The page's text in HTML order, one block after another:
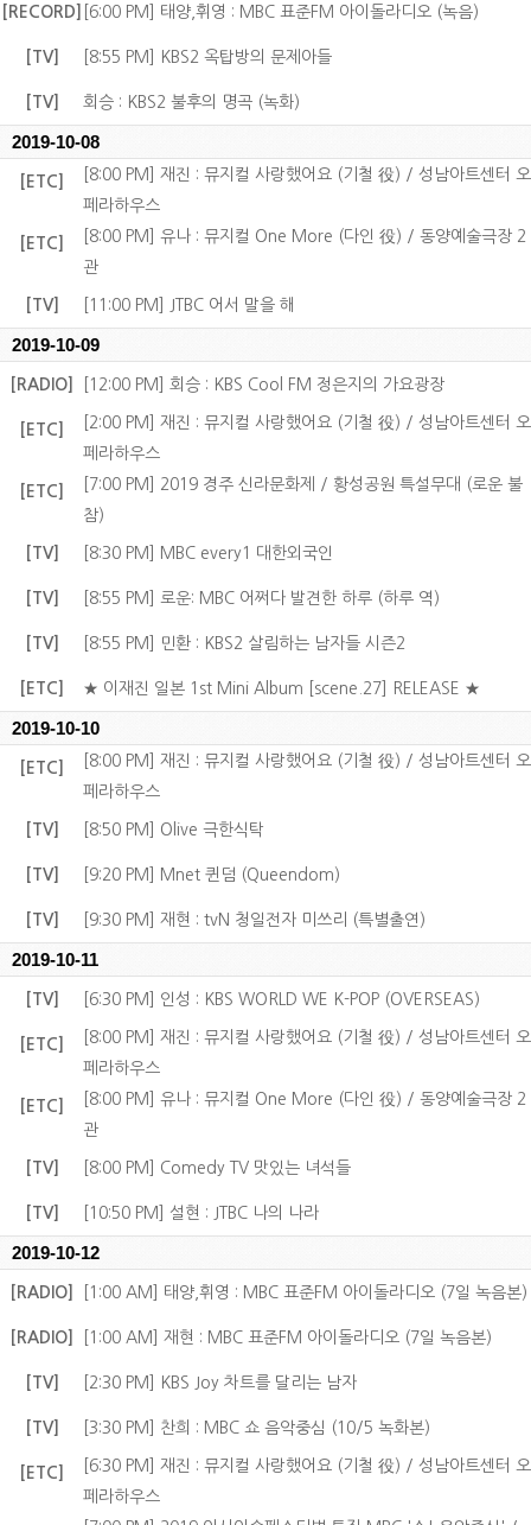
[RECORD] [6:00 PM] 태양,휘영 : MBC 표준FM 아이돌라디오 (녹음)
[TV] [8:55 PM] KBS2 옥탑방의 문제아들
[TV] 회승 : KBS2 불후의 명곡 (녹화)
2019-10-08
[ETC]
[8:00 PM] 재진 : 뮤지컬 사랑했어요 (기철 役) / 성남아트센터 오
페라하우스
[ETC]
[8:00 PM] 유나 : 뮤지컬 One More (다인 役) / 동양예술극장 2
관
[TV] [11:00 PM] JTBC 어서 말을 해
2019-10-09
[RADIO] [12:00 PM] 회승 : KBS Cool FM 정은지의 가요광장
[ETC]
[2:00 PM] 재진 : 뮤지컬 사랑했어요 (기철 役) / 성남아트센터 오
페라하우스
[ETC]
[7:00 PM] 2019 경주 신라문화제 / 황성공원 특설무대 (로운 불
참)
[TV] [8:30 PM] MBC every1 대한외국인
[TV] [8:55 PM] 로운: MBC 어쩌다 발견한 하루 (하루 역)
[TV] [8:55 PM] 민환 : KBS2 살림하는 남자들 시즌2
[ETC] ★ 이재진 일본 1st Mini Album [scene.27] RELEASE ★
2019-10-10
[ETC]
[8:00 PM] 재진 : 뮤지컬 사랑했어요 (기철 役) / 성남아트센터 오
페라하우스
[TV] [8:50 PM] Olive 극한식탁
[TV] [9:20 PM] Mnet 퀸덤 (Queendom)
[TV] [9:30 PM] 재현 : tvN 청일전자 미쓰리 (특별출연)
2019-10-11
[TV] [6:30 PM] 인성 : KBS WORLD WE K-POP (OVERSEAS)
[ETC]
[8:00 PM] 재진 : 뮤지컬 사랑했어요 (기철 役) / 성남아트센터 오
페라하우스
[ETC]
[8:00 PM] 유나 : 뮤지컬 One More (다인 役) / 동양예술극장 2
관
[TV] [8:00 PM] Comedy TV 맛있는 녀석들
[TV] [10:50 PM] 설현 : JTBC 나의 나라
2019-10-12
[RADIO] [1:00 AM] 태양,휘영 : MBC 표준FM 아이돌라디오 (7일 녹음본)
[RADIO] [1:00 AM] 재현 : MBC 표준FM 아이돌라디오 (7일 녹음본)
[TV] [2:30 PM] KBS Joy 차트를 달리는 남자
[TV] [3:30 PM] 찬희 : MBC 쇼 음악중심 (10/5 녹화본)
[ETC]
[6:30 PM] 재진 : 뮤지컬 사랑했어요 (기철 役) / 성남아트센터 오
페라하우스